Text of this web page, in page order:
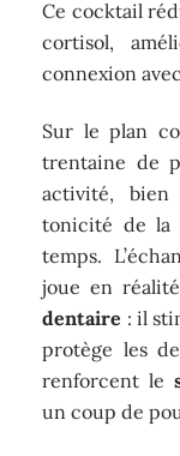
Ce cocktail
cortisol,
connexion
Sur le plan
trentaine de
activité,
tonicité de la
temps.
joue en
dentaire : il
protège les
renforcent le
un coup de